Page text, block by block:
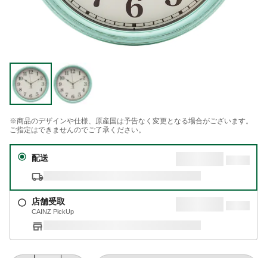
※商品のデザインや仕様、原産国は予告なく変更となる場合がございます。
ご指定はできませんのでご了承ください。
配送
店舗受取
CAINZ PickUp